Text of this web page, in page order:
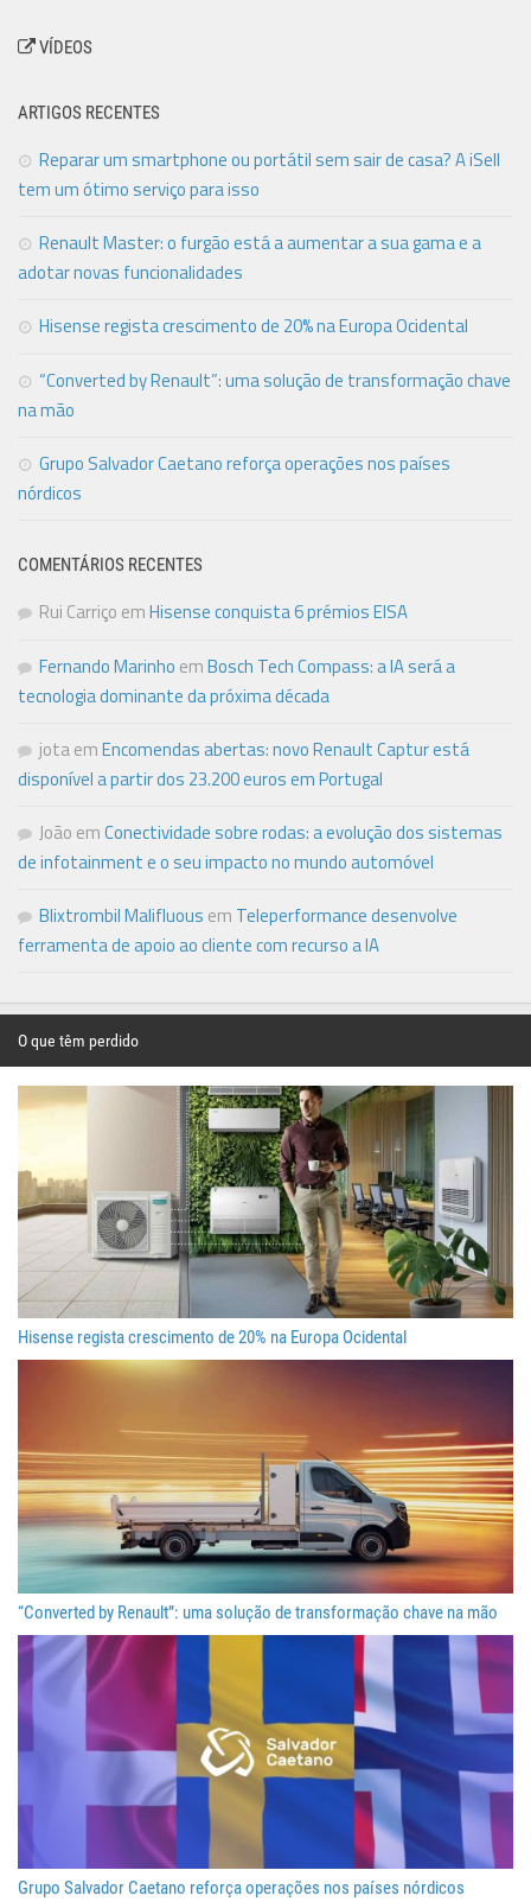
VÍDEOS
ARTIGOS RECENTES
Reparar um smartphone ou portátil sem sair de casa? A iSell
tem um ótimo serviço para isso
Renault Master: o furgão está a aumentar a sua gama e a
adotar novas funcionalidades
Hisense regista crescimento de 20% na Europa Ocidental
“Converted by Renault”: uma solução de transformação chave
na mão
Grupo Salvador Caetano reforça operações nos países
nórdicos
COMENTÁRIOS RECENTES
Rui Carriço emHisense conquista 6 prémios EISA
Fernando Marinho emBosch Tech Compass: a IA será a
tecnologia dominante da próxima década
jotaemEncomendas abertas: novo Renault Captur está
disponível a partir dos 23.200 euros em Portugal
João emConectividade sobre rodas: a evolução dos sistemas
de infotainment e o seu impacto no mundo automóvel
Blixtrombil Malifluous em Teleperformance desenvolve
ferramenta de apoio ao cliente com recurso a IA
O que têm perdido
Hisense regista crescimento de 20% na Europa Ocidental
“Converted by Renault”: uma solução de transformação chave na mão
Grupo Salvador Caetano reforça operações nos países nórdicos